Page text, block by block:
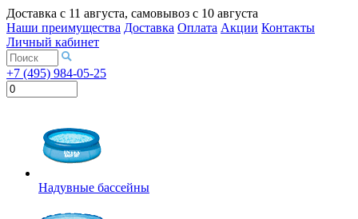
Доставка с 11 августа, самовывоз с 10 августа
Наши преимущества Доставка Оплата Акции Контакты
Личный кабинет
+7 (495) 984-05-25
Надувные бассейны